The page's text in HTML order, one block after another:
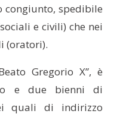
congiunto, spedibile
e civili) che nei
(oratori).
Gregorio X”, è
e due bienni di
quali di indirizzo